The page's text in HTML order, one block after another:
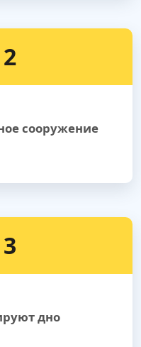
сооружение
дно